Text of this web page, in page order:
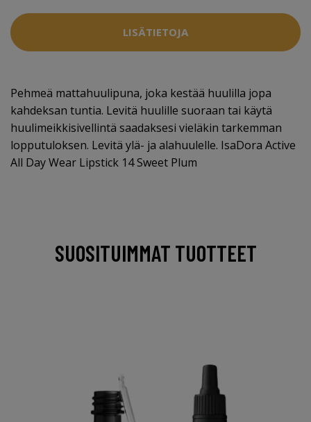
LISÄTIETOJA
Pehmeä mattahuulipuna, joka kestää huulilla jopa
kahdeksan tuntia. Levitä huulille suoraan tai käytä
huulimeikkisivellintä saadaksesi vieläkin tarkemman
lopputuloksen. Levitä ylä- ja alahuulelle. IsaDora Active
All Day Wear Lipstick 14 Sweet Plum
SUOSITUIMMAT TUOTTEET